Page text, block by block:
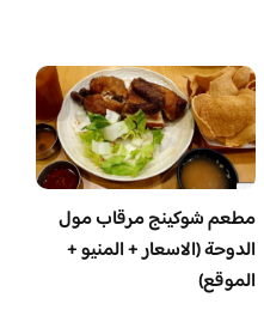
مطعم شوكينج مرقاب مول
الدوحة (الاسعار + المنيو +
الموقع)